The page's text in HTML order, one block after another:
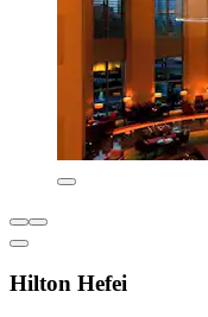
Hilton Hefei